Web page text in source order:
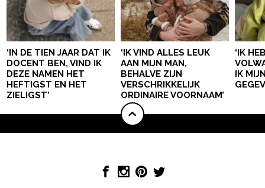
‘IN DE TIEN JAAR DAT IK
DOCENT BEN, VIND IK
DEZE NAMEN HET
HEFTIGST EN HET
ZIELIGST’
‘IK VIND ALLES LEUK
AAN MIJN MAN,
BEHALVE ZIJN
VERSCHRIKKELIJK
ORDINAIRE VOORNAAM’
‘IK
IK